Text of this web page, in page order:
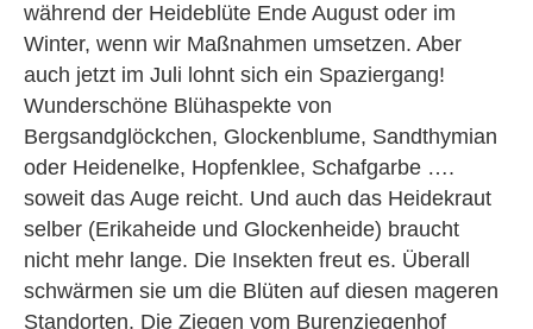
während der Heideblüte Ende August oder im
Winter, wenn wir Maßnahmen umsetzen. Aber
auch jetzt im Juli lohnt sich ein Spaziergang!
Wunderschöne Blühaspekte von
Bergsandglöckchen, Glockenblume, Sandthymian
oder Heidenelke, Hopfenklee, Schafgarbe ….
soweit das Auge reicht. Und auch das Heidekraut
selber (Erikaheide und Glockenheide) braucht
nicht mehr lange. Die Insekten freut es. Überall
schwärmen sie um die Blüten auf diesen mageren
Standorten. Die Ziegen vom Burenziegenhof